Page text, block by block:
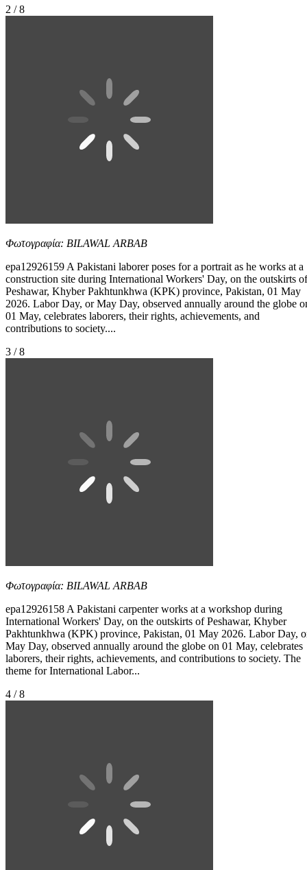
2 / 8
Φωτογραφία: BILAWAL ARBAB
epa12926159 A Pakistani laborer poses for a portrait as he works at a
construction site during International Workers' Day, on the outskirts of
Peshawar, Khyber Pakhtunkhwa (KPK) province, Pakistan, 01 May
2026. Labor Day, or May Day, observed annually around the globe
01 May, celebrates laborers, their rights, achievements, and
contributions to society....
3 / 8
Φωτογραφία: BILAWAL ARBAB
epa12926158 A Pakistani carpenter works at a workshop during
International Workers' Day, on the outskirts of Peshawar, Khyber
Pakhtunkhwa (KPK) province, Pakistan, 01 May 2026. Labor Day,
May Day, observed annually around the globe on 01 May, celebrates
laborers, their rights, achievements, and contributions to society. The
theme for International Labor...
4 / 8